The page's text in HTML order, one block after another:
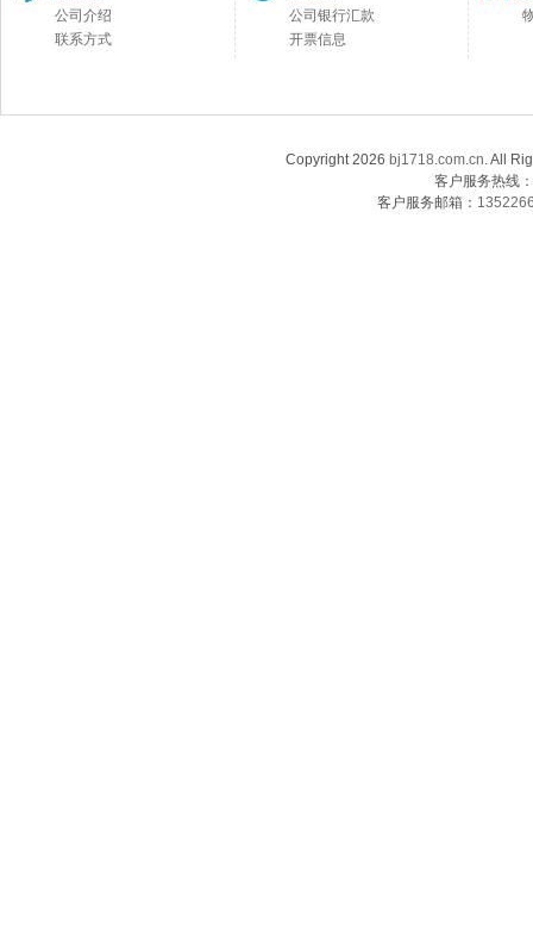
公司介绍
联系方式
公司银行汇款
开票信息
Copyright 2026 bj1718.com.cn. All
客户服务热线
客户服务邮箱：